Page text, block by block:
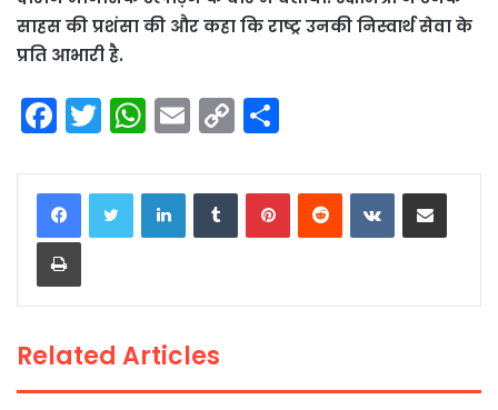
साहस की प्रशंसा की और कहा कि राष्ट्र उनकी निस्वार्थ सेवा के
प्रति आभारी है.
F
a
c
e
b
o
k
T
w
itt
er
W
h
a
ts
p
E
m
ai
C
o
p
n
ar
LinkedInTumblrPinterestReddit VKontakteShare via Email
Print
Related Articles